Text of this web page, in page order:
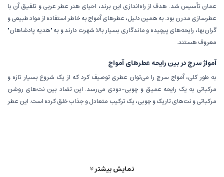
عمان تأسیس شد. هدف از راه‌اندازی این برند، احیای هنر عطر عربی و تلفیق آن با
عطرسازی مدرن بود. به همین دلیل، عطرهای آمواج به خاطر استفاده از مواد طبیعی و
گران‌بها، رایحه‌های پیچیده و ماندگاری بسیار بالا شهرت دارند و به "هدیه پادشاهان"
معروف هستند.
آمواژ سرچ در بین رایحه عطرهای آمواج
به طور کلی، آمواج سرچ را می‌توان عطری توصیف کرد که از یک شروع بسیار تازه و
مرکباتی به یک رایحه عمیق و چوبی-دودی می‌رسد. این تضاد بین نت‌های روشن
مرکباتی و نت‌های تاریک و چوبی، یک ترکیب متعادل و جذاب خلق کرده است. این عطر
کندر نقره‌ای یکی از مواد اصلی و نمادین در عطرسازی سنتی
نمایش بیشتر